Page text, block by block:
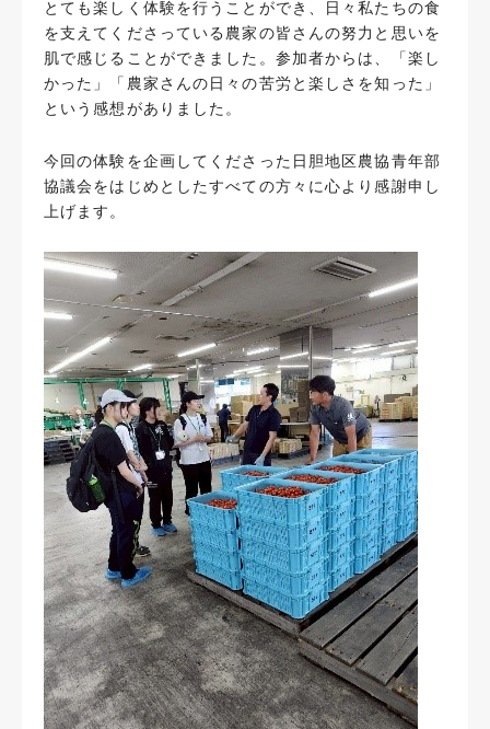
とても楽しく体験を行うことができ、日々私たちの食
を支えてくださっている農家の皆さんの努力と思いを
肌で感じることができました。参加者からは、「楽し
かった」「農家さんの日々の苦労と楽しさを知った」
という感想がありました。
今回の体験を企画してくださった日胆地区農協青年部
協議会をはじめとしたすべての方々に心より感謝申し
上げます。